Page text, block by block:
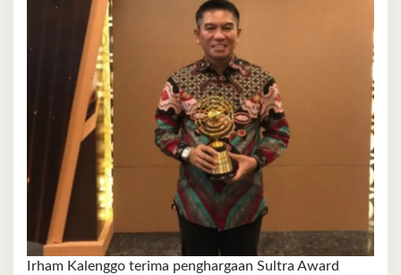
Irham Kalenggo terima penghargaan Sultra Award